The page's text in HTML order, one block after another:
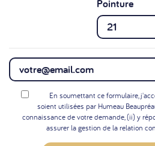
Pointure
En soumettant ce formulaire,
soient utilisées par Humeau
connaissance de votre demande, (ii) y
assurer la gestion de la relation